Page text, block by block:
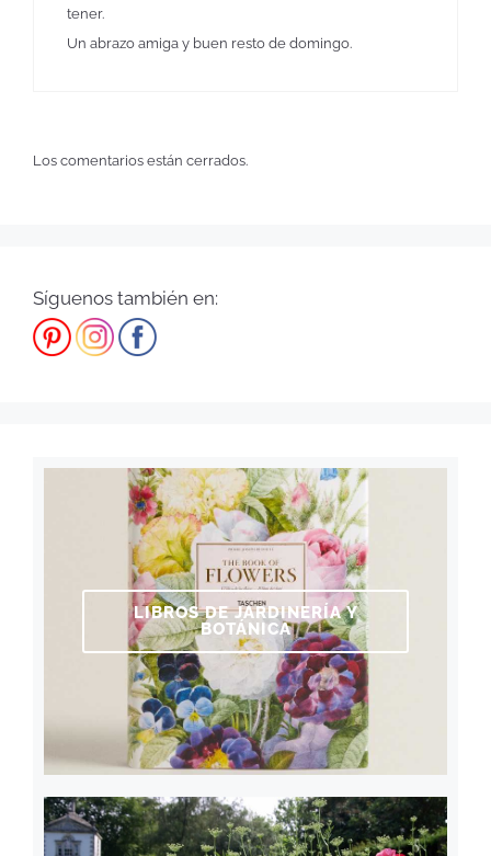
tener.
Un abrazo amiga y buen resto de domingo.
Los comentarios están cerrados.
Síguenos también en:
LIBROS DE JARDINERÍA Y
BOTÁNICA